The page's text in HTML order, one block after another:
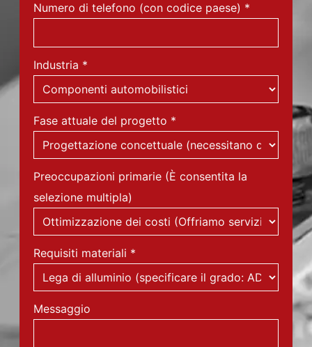
Numero di telefono (con codice paese) *
Industria *
Fase attuale del progetto *
Preoccupazioni primarie (È consentita la
selezione multipla)
Requisiti materiali *
Messaggio